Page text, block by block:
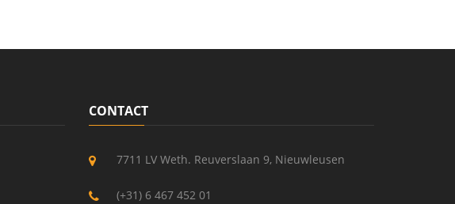
CONTACT
7711 LV Weth. Reuverslaan 9, Nieuwleusen
(+31) 6 467 452 01